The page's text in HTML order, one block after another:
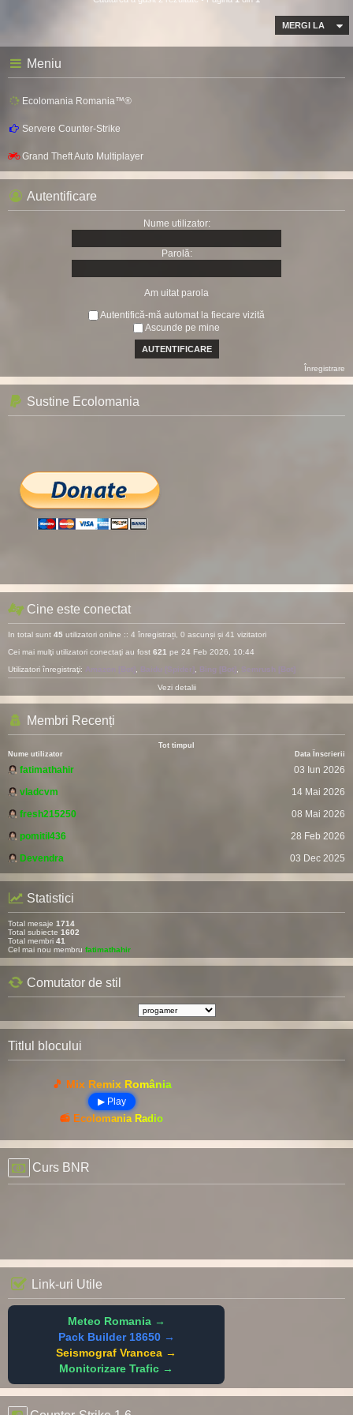
MERGI LA
Meniu
Ecolomania Romania™®
Servere Counter-Strike
Grand Theft Auto Multiplayer
Autentificare
Nume utilizator:
Parolă:
Am uitat parola
Autentifică-mă automat la fiecare vizită
Ascunde pe mine
Înregistrare
Sustine Ecolomania
Cine este conectat
In total sunt 45 utilizatori online :: 4 înregistrați, 0 ascunși și 41 vizitatori
Cei mai mulţi utilizatori conectaţi au fost 621 pe 24 Feb 2026, 10:44
Utilizatori înregistraţi: Amazon [Bot] Baidu [Spider] Bing [Bot] Semrush [Bot]
Vezi detalii
Membri Recenți
Tot timpul
Nume utilizator
Data Înscrierii
fatimathahir
03 Iun 2026
vladcvm
14 Mai 2026
fresh215250
08 Mai 2026
pomitil436
28 Feb 2026
Devendra
03 Dec 2025
Statistici
Total mesaje 1714
Total subiecte 1602
Total membri 41
Cel mai nou membru fatimathahir
Comutator de stil
Titlul blocului
🎵 Mix Remix România
▶ Play
📻 Ecolomania Radio
Curs BNR
Link-uri Utile
Meteo Romania →
Pack Builder 18650 →
Seismograf Vrancea →
Monitorizare Trafic →